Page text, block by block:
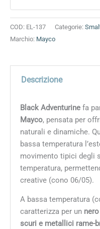
COD: EL-137 Categorie:
Marchio: Mayco
Descrizione
Black Adventurinefa
Mayco, pensata per
naturali e dinamiche.
bassa temperatura
movimento tipici degli
temperatura,
creative (cono 06/05).
A bassa temperatura
caratterizza per un
scuri e metallici rame-